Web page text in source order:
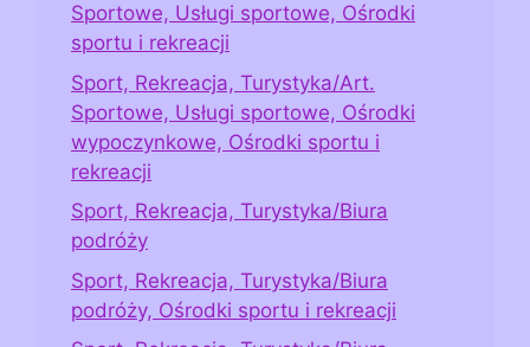
Sportowe, Usługi sportowe, Ośrodki
sportu i rekreacji
Sport, Rekreacja, Turystyka/Art.
Sportowe, Usługi sportowe, Ośrodki
wypoczynkowe, Ośrodki sportu i
rekreacji
Sport, Rekreacja, Turystyka/Biura
podróży
Sport, Rekreacja, Turystyka/Biura
podróży, Ośrodki sportu i rekreacji